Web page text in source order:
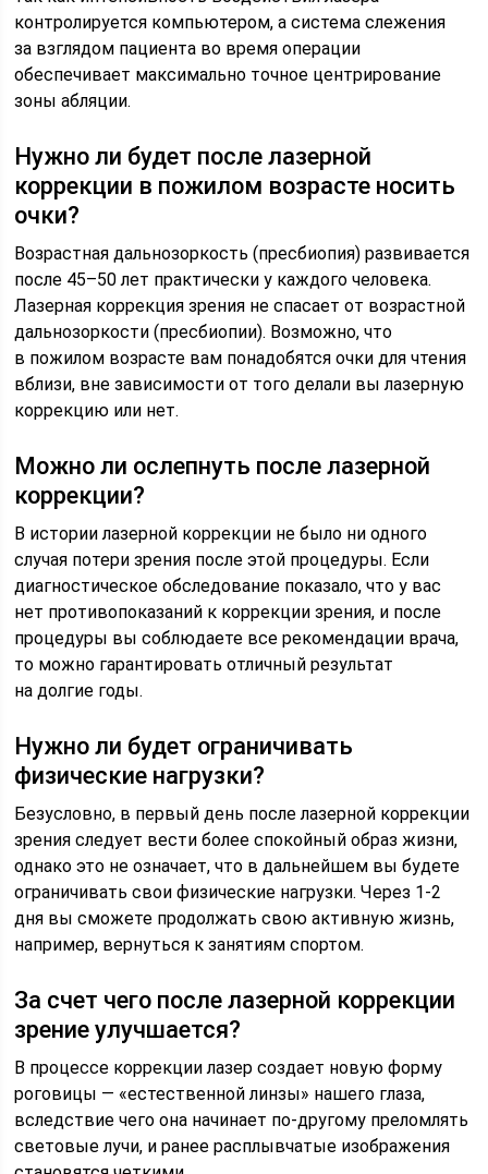
контролируется компьютером, а система слежения
за взглядом пациента во время операции
обеспечивает максимально точное центрирование
зоны абляции.
Нужно ли будет после лазерной
коррекции в пожилом возрасте носить
очки?
Возрастная дальнозоркость (пресбиопия) развивается
после 45–50 лет практически у каждого человека.
Лазерная коррекция зрения не спасает от возрастной
дальнозоркости (пресбиопии). Возможно, что
в пожилом возрасте вам понадобятся очки для чтения
вблизи, вне зависимости от того делали вы лазерную
коррекцию или нет.
Можно ли ослепнуть после лазерной
коррекции?
В истории лазерной коррекции не было ни одного
случая потери зрения после этой процедуры. Если
диагностическое обследование показало, что у вас
нет противопоказаний к коррекции зрения, и после
процедуры вы соблюдаете все рекомендации врача,
то можно гарантировать отличный результат
на долгие годы.
Нужно ли будет ограничивать
физические нагрузки?
Безусловно, в первый день после лазерной коррекции
зрения следует вести более спокойный образ жизни,
однако это не означает, что в дальнейшем вы будете
ограничивать свои физические нагрузки. Через 1-2
дня вы сможете продолжать свою активную жизнь,
например, вернуться к занятиям спортом.
За счет чего после лазерной коррекции
зрение улучшается?
В процессе коррекции лазер создает новую форму
роговицы — «естественной линзы» нашего глаза,
вследствие чего она начинает по-другому преломлять
световые лучи, и ранее расплывчатые изображения